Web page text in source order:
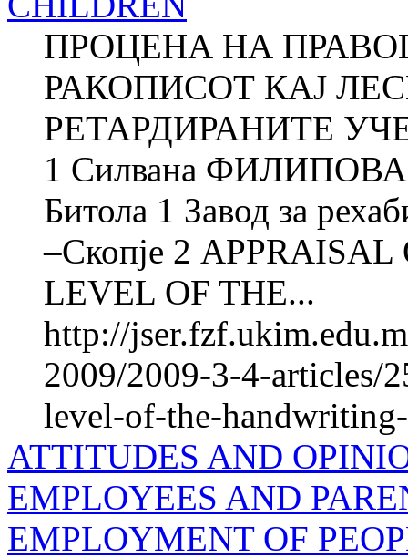
ПРОЦЕНА НА
РАКОПИСОТ КАЈ
РЕТАРДИРАНИТЕ
1 Силвана ФИЛИПОВА
Битола 1 Завод за
–Скопје 2
LEVEL OF THE...
http://
2009/2009-3-4-articles/
level-of-the-
ATTITUDES AND
EMPLOYEES AND
EMPLOYMENT OF